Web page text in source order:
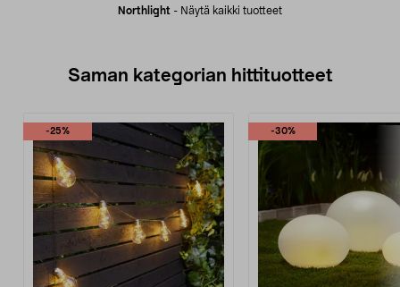
Northlight - Näytä kaikki tuotteet
Saman kategorian hittituotteet
-25% -30%